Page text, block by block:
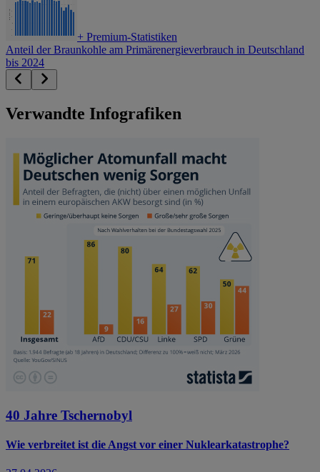
+ Premium-Statistiken
Anteil der Braunkohle am Primärenergieverbrauch in Deutschland
bis 2024
Verwandte Infografiken
40 Jahre Tschernobyl
Wie verbreitet ist die Angst vor einer Nuklearkatastrophe?